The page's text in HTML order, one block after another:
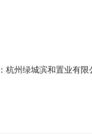
州绿城滨和置业有限
符合5浙江晟宇物业管